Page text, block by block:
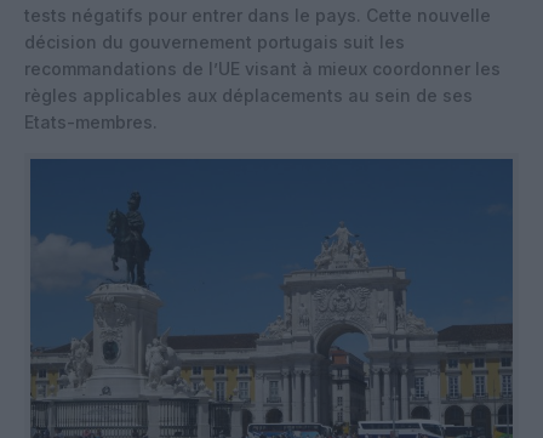
tests négatifs pour entrer dans le pays. Cette nouvelle
décision du gouvernement portugais suit les
recommandations de l’UE visant à mieux coordonner les
règles applicables aux déplacements au sein de ses
Etats-membres.